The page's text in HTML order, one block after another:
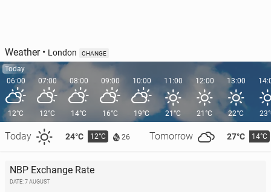
Weather• London CHANGE
Today
06:00
12°C
Today 24°C 12°C 26 Tomorrow 27°C 14°C
07:00
12°C
08:00
14°C
09:00
16°C
10:00
19°C
11:00
21°C
12:00
21°C
13:00
22°C
NBP Exchange Rate
DATE: 7 AUGUST